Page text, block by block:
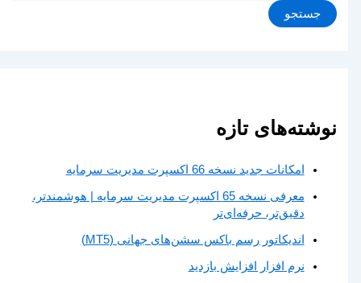
جستجو
نوشته‌های تازه
امکانات جدید نسخه 66 اکسپرت مدیریت سرمایه
معرفی نسخه 65 اکسپرت مدیریت سرمایه | هوشمندتر،
دقیق‌تر، حرفه‌ای‌تر
اندیکاتور رسم باکس سشن‌های جهانی (MT5)
نرم افزار افزایش بازدید